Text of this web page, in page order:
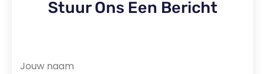
Stuur Ons Een Bericht
Jouw naam